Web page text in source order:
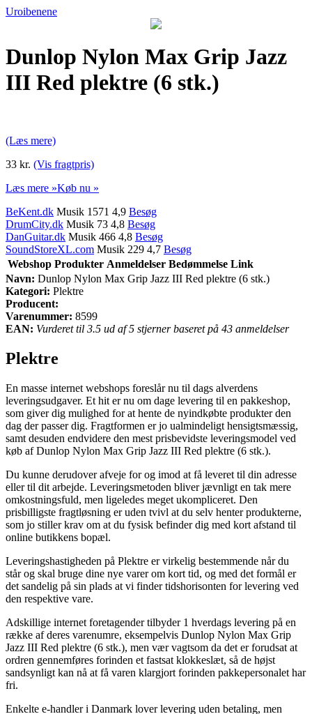
Uroibenene
Dunlop Nylon Max Grip Jazz
III Red plektre (6 stk.)
(Læs mere)
33 kr. (Vis fragtpris)
Læs mere »Køb nu »
BeKent.dk Musik 1571 4,9 Besøg
DrumCity.dk Musik 73 4,8 Besøg
DanGuitar.dk Musik 466 4,8 Besøg
SoundStoreXL.com Musik 229 4,7 Besøg
Webshop Produkter Anmeldelser Bedømmelse Link
Navn: Dunlop Nylon Max Grip Jazz III Red plektre (6 stk.)
Kategori: Plektre
Producent:
Varenummer: 8599
EAN: Vurderet til 3.5 ud af 5 stjerner baseret på 43 anmeldelser
Plektre
En masse internet webshops foreslår nu til dags alverdens
leveringsudgaver. Et hit er nu om dage levering til en pakkeshop,
som giver dig mulighed for at hente de nyindkøbte produkter den
dag der passer dig. Fragtformen er jo ualmindeligt hensigtsmæssig,
samt desuden endvidere den mest prisbevidste leveringsmodel ved
køb af Dunlop Nylon Max Grip Jazz III Red plektre (6 stk.).
Du kunne derudover afveje for og imod at få leveret til din adresse
eller til dit arbejde. Leveringsmetoden bliver jævnligt en tak mere
omkostningsfuld, men ligeledes meget ukompliceret. Den
prisbilligste fragtløsning er uden tvivl at du selv henter produkterne,
som jo stiller krav om at du fysisk befinder dig med kort afstand til
online butikkens bopæl.
Leveringshastigheden på Plektre er virkelig bestemmende når du
står og skal bruge dine nye varer om kort tid, og med det formål er
det sandelig på sin plads at vi finder tidshorisonten for levering ved
den respektive vare.
Adskillige internet foretagender tilbyder 1 hverdags levering på en
række af deres varenumre, eksempelvis Dunlop Nylon Max Grip
Jazz III Red plektre (6 stk.), men vær vagtsom da det er forudsat at
ordren gennemføres forinden et fastsat klokkeslæt, så de højst
sandsynligt kan nå at få varen klargjort forinden pakkepersonalet har
fri.
Enkelte e-handler i Danmark lover levering uden betaling, men